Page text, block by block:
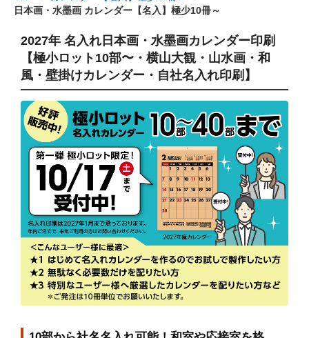
日本画・水墨画 カレンダー【名入】極少10冊～
2027年 名入れ日本画・水墨画カレンダー印刷
【極小ロット10部〜・横山大観・山水画・和
風・壁掛けカレンダー・自社名入れ印刷】